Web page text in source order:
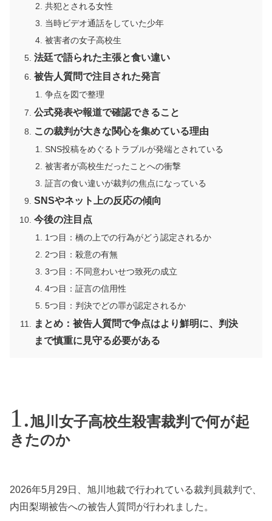
共犯とされる女性
当時ビデオ通話をしていた少年
被害者の女子高校生
法廷で語られた主張と食い違い
被告人質問で注目された発言
争点を図で整理
公式発表や報道で確認できること
この裁判が大きな関心を集めている理由
SNS投稿をめぐるトラブルが発端とされている
被害者が高校生だったことへの衝撃
証言の食い違いが裁判の焦点になっている
SNSやネット上の反応の傾向
今後の注目点
1つ目：橋の上での行為がどう認定されるか
2つ目：殺意の有無
3つ目：不同意わいせつ致死の成立
4つ目：証言の信用性
5つ目：判決でどの罪が認定されるか
まとめ：被告人質問で争点はより鮮明に、判決
まで慎重に見守る必要がある
旭川女子高校生殺害裁判で何が起
きたのか
2026年5月29日、旭川地裁で行われている裁判員裁判で、
内田梨瑚被告への被告人質問が行われました。